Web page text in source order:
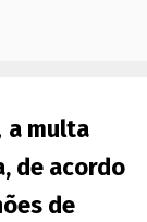
a multa
de acordo
de